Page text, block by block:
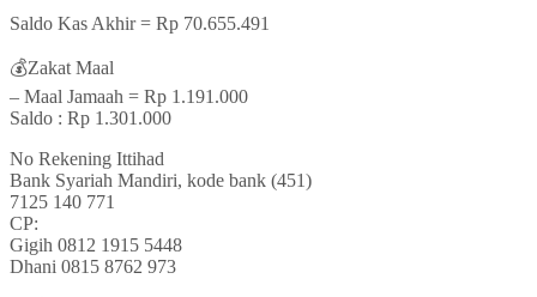
Saldo Kas Akhir = Rp 70.655.491
💰Zakat Maal
– Maal Jamaah = Rp 1.191.000
Saldo : Rp 1.301.000
No Rekening Ittihad
Bank Syariah Mandiri, kode bank (451)
7125 140 771
CP:
Gigih 0812 1915 5448
Dhani 0815 8762 973